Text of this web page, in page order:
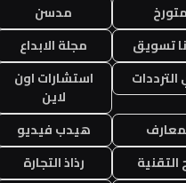
متورخ
مدسن
تسويق
مجلة الابداع
الترددات
استشارات اون
لاين
هيدب فيديو
التقنية
رذاذ التجارة